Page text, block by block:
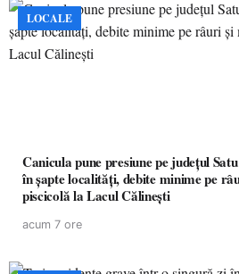
LOCALE
Canicula pune presiune pe județul
în șapte localități, debite minime pe
piscicolă la Lacul Călinești
acum 7 ore